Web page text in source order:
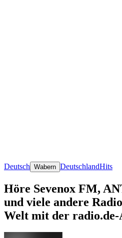
Deutsch Wabern DeutschlandHits
Höre Sevenox FM,
und viele andere
Welt mit der radio.de-